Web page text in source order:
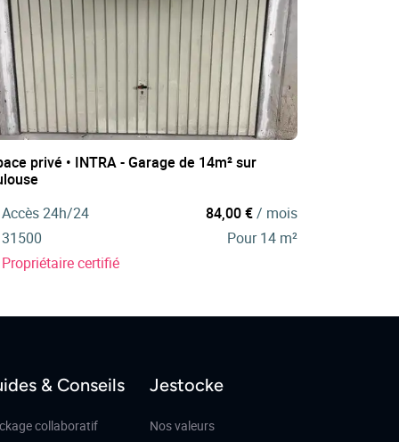
privé • INTRA - Garage de 14m² sur
Accès 24h/24
31500
certifié
84,00 €/ mois
Pour 14 m²
& Conseils
collaboratif
Jestocke
Nos valeurs